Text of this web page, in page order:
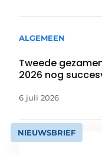
ALGEMEEN
Tweede
2026 nog
6 juli 2026
NIEUWSBRIEF